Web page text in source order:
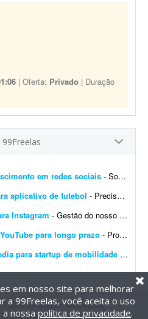
| Oferta: Privado | Duração
em redes sociais - Sou estudante e estou tentando crescer nas redes sociais há 2 anos, porém parece que nada funciona: não consigo ganhar seguidores nem aumentar o engajamento das minhas pá...
aplicativo de futebol - Preciso de alguém responsável pela criação, postagem e gestão de conteúdo nas mídias sociais de um aplicativo de futebol que desenvolvi. A fun&ccedi...
Instagram - Gestão do nosso perfil no Instagram, com criação e publicação de posts e stories. O objetivo não é tornar a página de ponta, mas marcar pres...
para longo prazo - Procuro um freelancer experiente em crescimento de canais do YouTube para trabalho de longo prazo. O profissional deverá: - Produzir vídeos de alta qualidade. - Fazer ediç&ati...
para startup de mobilidade
os direitos reservados.
Política de privacidade
em nosso site para melhorar
a 99Freelas, você aceita o uso
nossa política de privacidade.